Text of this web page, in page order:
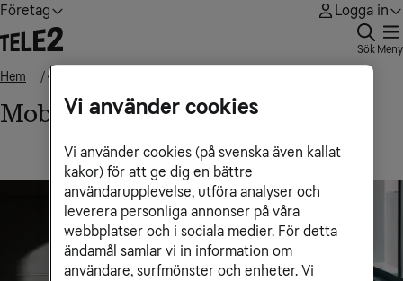
Företag Logga in
Sök Meny
Hem • • •
Mobile Extension
Vi använder cookies
Vi använder cookies (på svenska även kallat
kakor) för att ge dig en bättre
användarupplevelse, utföra analyser och
leverera personliga annonser på våra
webbplatser och i sociala medier. För detta
ändamål samlar vi in information om
användare, surfmönster och enheter. Vi